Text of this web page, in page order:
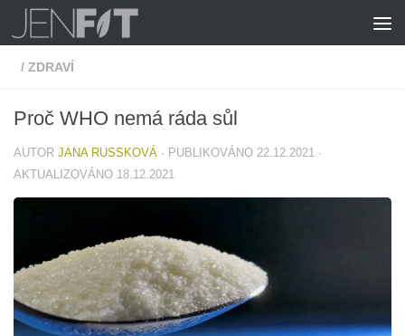
Skip to content
/ ZDRAVÍ
Proč WHO nemá ráda sůl
AUTOR JANA RUSSKOVÁ · PUBLIKOVÁNO 22.12.2021 ·
AKTUALIZOVÁNO 18.12.2021